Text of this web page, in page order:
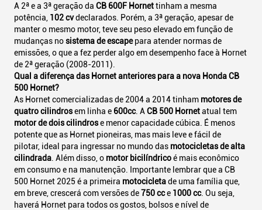
A 2ª e a 3ª geração da CB 600F Hornettinham a mesma
potência, 102 cvdeclarados. Porém, a 3ª geração, apesar de
manter o mesmo motor, teve seu peso elevado em função de
mudanças nosistema de escapepara atender normas de
emissões, o que a fez perder algo em desempenho face à Hornet
de 2ª geração (2008-2011).
Qual a diferença das Hornet anteriores para a nova Honda CB
500 Hornet?
As Hornet comercializadas de 2004 a 2014 tinham motores de
quatro cilindrosem linha e 600cc. A CB 500 Hornetatual tem
motor de dois cilindrose menor capacidade cúbica. É menos
potente que as Hornet pioneiras, mas mais leve e fácil de
pilotar, ideal para ingressar no mundo das motocicletas de alta
cilindrada. Além disso, o motor bicilíndricoé mais econômico
em consumo e na manutenção. Importante lembrar que a CB
500 Hornet 2025 é a primeira motocicletade uma família que,
em breve, crescerá com versões de750 cce 1000 cc. Ou seja,
haverá Hornet para todos os gostos, bolsos e nível de